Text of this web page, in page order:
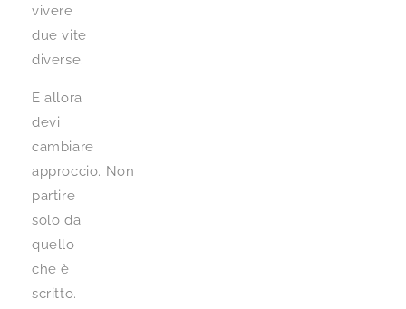
vivere
due vite
diverse.
E allora
devi
cambiare
approccio. Non
partire
solo da
quello
che è
scritto.